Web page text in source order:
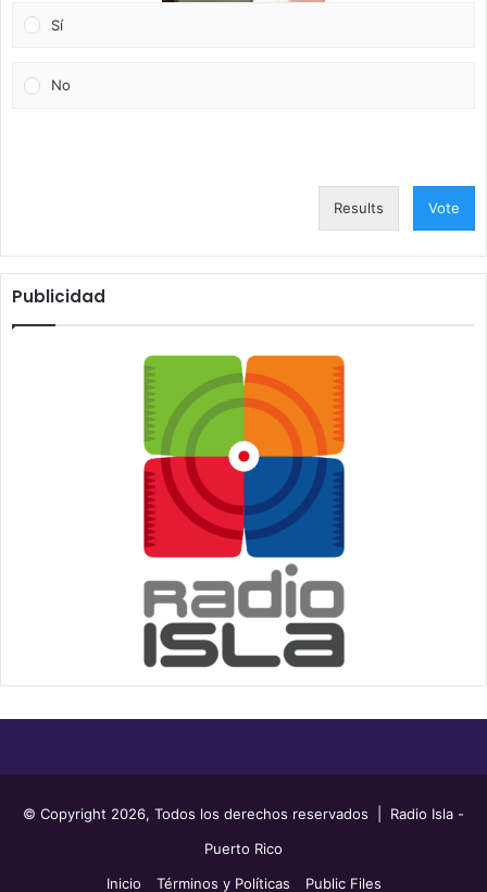
Sí
No
Results Vote
Publicidad
© Copyright 2026, Todos los derechos reservados | Radio Isla -
Puerto Rico
Inicio
Términos y Políticas Public Files